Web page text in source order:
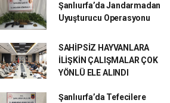
Şanlıurfa’da Jandarmadan
Uyuşturucu Operasyonu
SAHİPSİZ HAYVANLARA
İLİŞKİN ÇALIŞMALAR ÇOK
YÖNLÜ ELE ALINDI
Şanlıurfa’da Tefecilere